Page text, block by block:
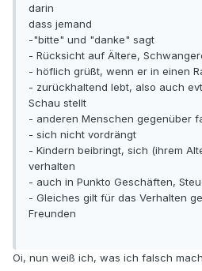
darin
dass jemand
-"bitte" und "danke" sagt
- Rücksicht auf Ältere,
- höflich grüßt, wenn er in einen
- zurückhaltend lebt, also auch
Schau stellt
- anderen Menschen gegenüber
- sich nicht vordrängt
- Kindern beibringt, sich (ihrem
verhalten
- auch in Punkto Geschäften,
- Gleiches gilt für das Verhalten
Freunden
Oi, nun weiß ich, was ich falsch